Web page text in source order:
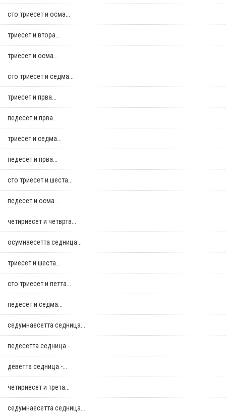
сто триесет и осма...
триесет и втора...
триесет и осма...
сто триесет и седма...
триесет и прва...
педесет и прва...
триесет и седма...
педесет и прва...
сто триесет и шеста...
педесет и осма...
четириесет и четврта...
осумнaесетта седница...
триесет и шеста...
сто триесет и петта...
педесет и седма...
седумнаесетта седница...
педесетта седница -...
деветта седница -...
четириесет и трета...
седумнаесетта седница...